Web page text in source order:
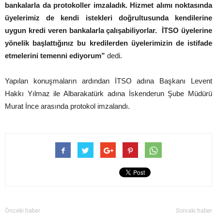
bankalarla da protokoller imzaladık. Hizmet alımı noktasında
üyelerimiz de kendi istekleri doğrultusunda kendilerine
uygun kredi veren bankalarla çalışabiliyorlar. İTSO üyelerine
yönelik başlattığınız bu kredilerden üyelerimizin de istifade
etmelerini temenni ediyorum” dedi.
Yapılan konuşmaların ardından İTSO adına Başkanı Levent
Hakkı Yılmaz ile Albarakatürk adına İskenderun Şube Müdürü
Murat İnce arasında protokol imzalandı.
Önceki haber Sonraki haber